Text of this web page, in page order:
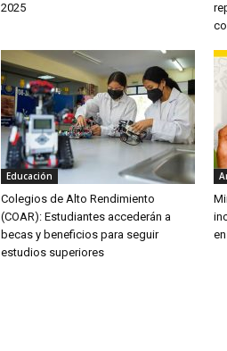
2025
Educación
Colegios de Alto Rendimiento
(COAR): Estudiantes accederán a
becas y beneficios para seguir
estudios superiores